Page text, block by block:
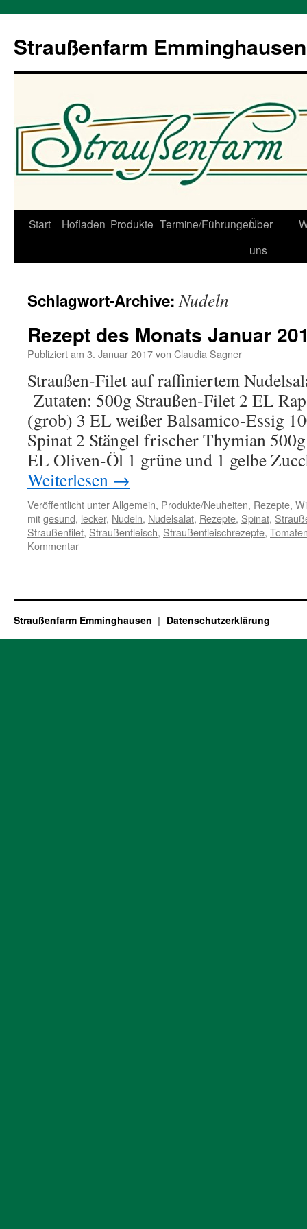
Straußenfarm Emminghausen
Zum
Start Hofladen Produkte Termine/FührungenÜber
uns
Schlagwort-Archive:Nudeln
Rezept des Monats Januar
Publiziert am 3. Januar 2017von Claudia Sagner
Straußen-Filet auf raffiniertem
Zutaten: 500g Straußen-Filet 2 EL
(grob) 3 EL weißer Balsamico-Essig
Spinat 2 Stängel frischer Thymian
EL Oliven-Öl 1 grüne und 1 gelbe
Weiterlesen →
Veröffentlicht unterAllgemein, Produkte/Neuheiten, Rezepte,
mitgesund, lecker, Nudeln, Nudelsalat, Rezepte, Spinat,
Straußenfilet, Straußenfleisch, Straußenfleischrezepte,
Kommentar
Straußenfarm Emminghausen Datenschutzerklärung